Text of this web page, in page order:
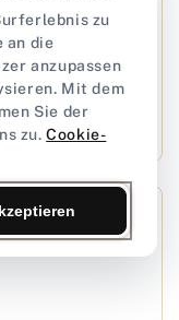
alter
neuen,
zu
an die
anzupassen
Mit dem
Sie der
zu.Cookie-